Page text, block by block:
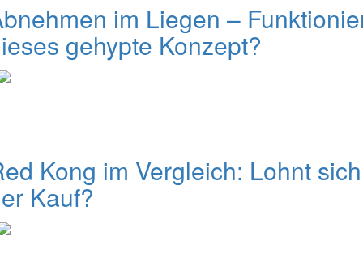
im Liegen –
gehypte Konzept?
Kong im Vergleich: Lohnt sich
Kauf?